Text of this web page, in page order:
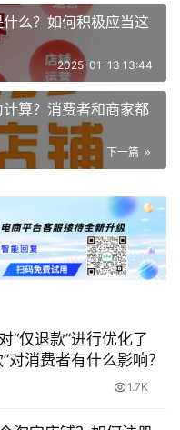
么？如何积极应当这
2025-01-13 13:44
算？消费者和商家都
下一篇
“仅退款”进行优化了
对消费者有什么影响？
1.7K